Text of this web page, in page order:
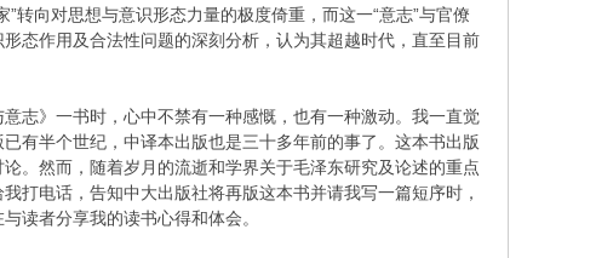
转向对思想与意识形态力量的极度倚重，而这一“意志”与官僚
态作用及合法性问题的深刻分析，认为其超越时代，直至目前
志》一书时，心中不禁有一种感慨，也有一种激动。我一直觉
有半个世纪，中译本出版也是三十多年前的事了。这本书出版
。然而，随着岁月的流逝和学界关于毛泽东研究及论述的重点
打电话，告知中大出版社将再版这本书并请我写一篇短序时，
读者分享我的读书心得和体会。